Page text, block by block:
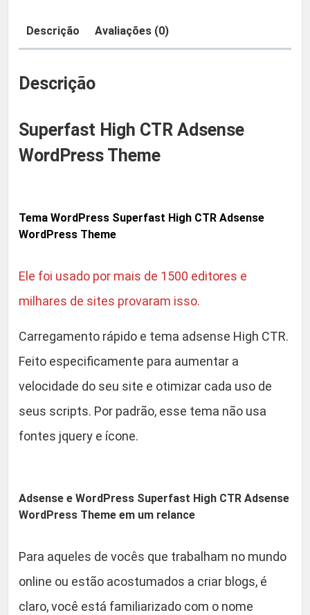
$
5
,
9
0
.
h
R
A
n
W
o
d
P
e
s
s
m
u
a
Descrição Avaliações (0)
Descrição
Superfast High CTR Adsense
WordPress Theme
Tema WordPress Superfast High CTR Adsense
WordPress Theme
Ele foi usado por mais de 1500 editores e
milhares de sites provaram isso.
Carregamento rápido e tema adsense High CTR.
Feito especificamente para aumentar a
velocidade do seu site e otimizar cada uso de
seus scripts. Por padrão, esse tema não usa
fontes jquery e ícone.
Adsense e WordPress Superfast High CTR Adsense
WordPress Theme em um relance
Para aqueles de vocês que trabalham no mundo
online ou estão acostumados a criar blogs, é
claro, você está familiarizado com o nome